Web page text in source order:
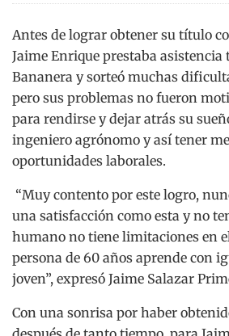
Antes de lograr obtener su título
Jaime Enrique prestaba asistencia
Bananera y sorteó muchas
pero sus problemas no fueron
para rendirse y dejar atrás su
ingeniero agrónomo y así tener
oportunidades laborales.
“Muy contento por este logro,
una satisfacción como esta y no
humano no tiene limitaciones en
persona de 60 años aprende con
joven”, expresó Jaime Salazar
Con una sonrisa por haber